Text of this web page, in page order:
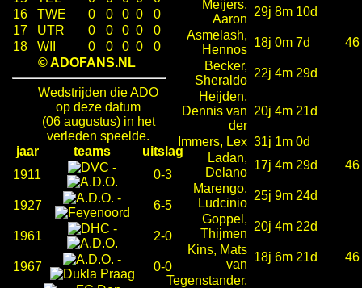
16
TWE 0 0 0 0
0
17
UTR 0 0 0 0
0
18
WII 0 0 0 0
0
© ADOFANS.NL
Wedstrijden die ADO
op deze datum
(06 augustus) in het
verleden speelde.
jaar
teams
uitslag
1911
-
0-3
1927
-
6-5
1961
-
2-0
1967
-
0-0
Meijers,
Aaron
29j 8m 10d
Asmelash,
Hennos
18j 0m 7d
46
Becker,
Sheraldo
22j 4m 29d
Heijden,
Dennis van
der
20j 4m 21d
Immers, Lex 31j 1m 0d
Ladan,
Delano
17j 4m 29d
46
Marengo,
Ludcinio
25j 9m 24d
Goppel,
Thijmen
20j 4m 22d
Kins, Mats
van
18j 6m 21d
46
Tegenstander,